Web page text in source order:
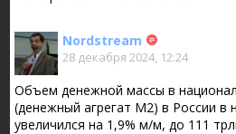
Nordstream
28 декабря 2024, 12:24
Объем денежной массы в
(денежный агрегат М2) в России в
увеличился на 1,9% м/м, до 111